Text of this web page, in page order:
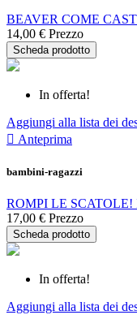
BEAVER COME
14,00 € Prezzo
Scheda prodotto
In offerta!
Aggiungi alla lista dei
 Anteprima
bambini-ragazzi
ROMPI LE SCATOLE!
17,00 € Prezzo
Scheda prodotto
In offerta!
Aggiungi alla lista dei